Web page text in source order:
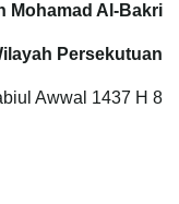
Mohamad Al-Bakri
Persekutuan
8 Januari 2015 bersamaan 27 Rabiul Awwal 1437 H